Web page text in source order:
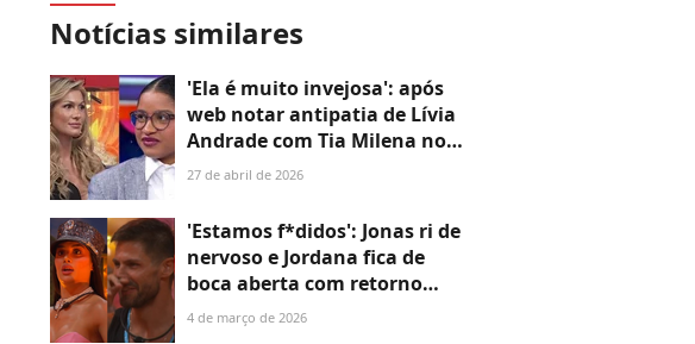
Notícias similares
'Ela é muito invejosa': após
web notar antipatia de Lívia
Andrade com Tia Milena no
'Domingão', a vice-campeã do
atitude
27 de abril de 2026
'Estamos f*didos': Jonas ri de
nervoso e Jordana fica de
boca aberta com retorno
ICÔNICO de Breno e Juliano
ao ‘BBB 26’; veja as melhores
4 de março de 2026